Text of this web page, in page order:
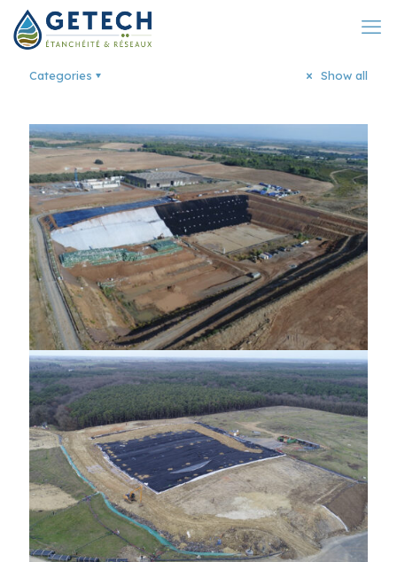
Categories Show all